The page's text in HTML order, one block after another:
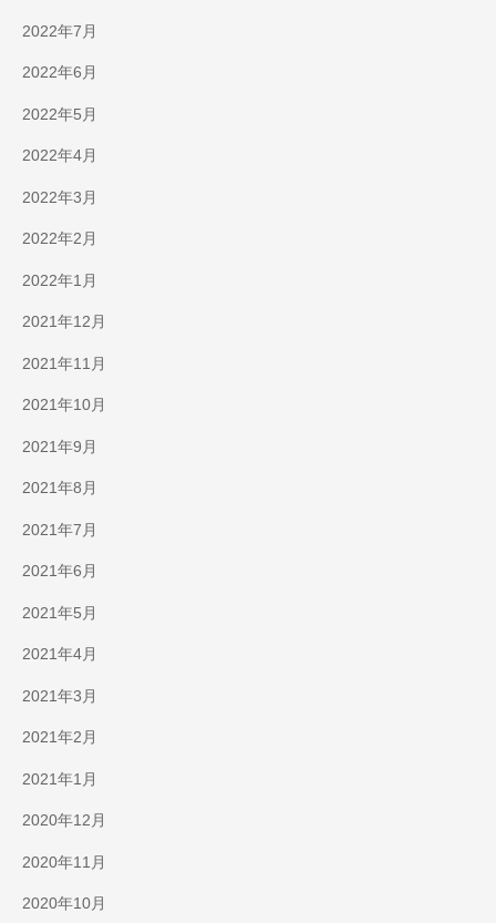
2022年7月
2022年6月
2022年5月
2022年4月
2022年3月
2022年2月
2022年1月
2021年12月
2021年11月
2021年10月
2021年9月
2021年8月
2021年7月
2021年6月
2021年5月
2021年4月
2021年3月
2021年2月
2021年1月
2020年12月
2020年11月
2020年10月